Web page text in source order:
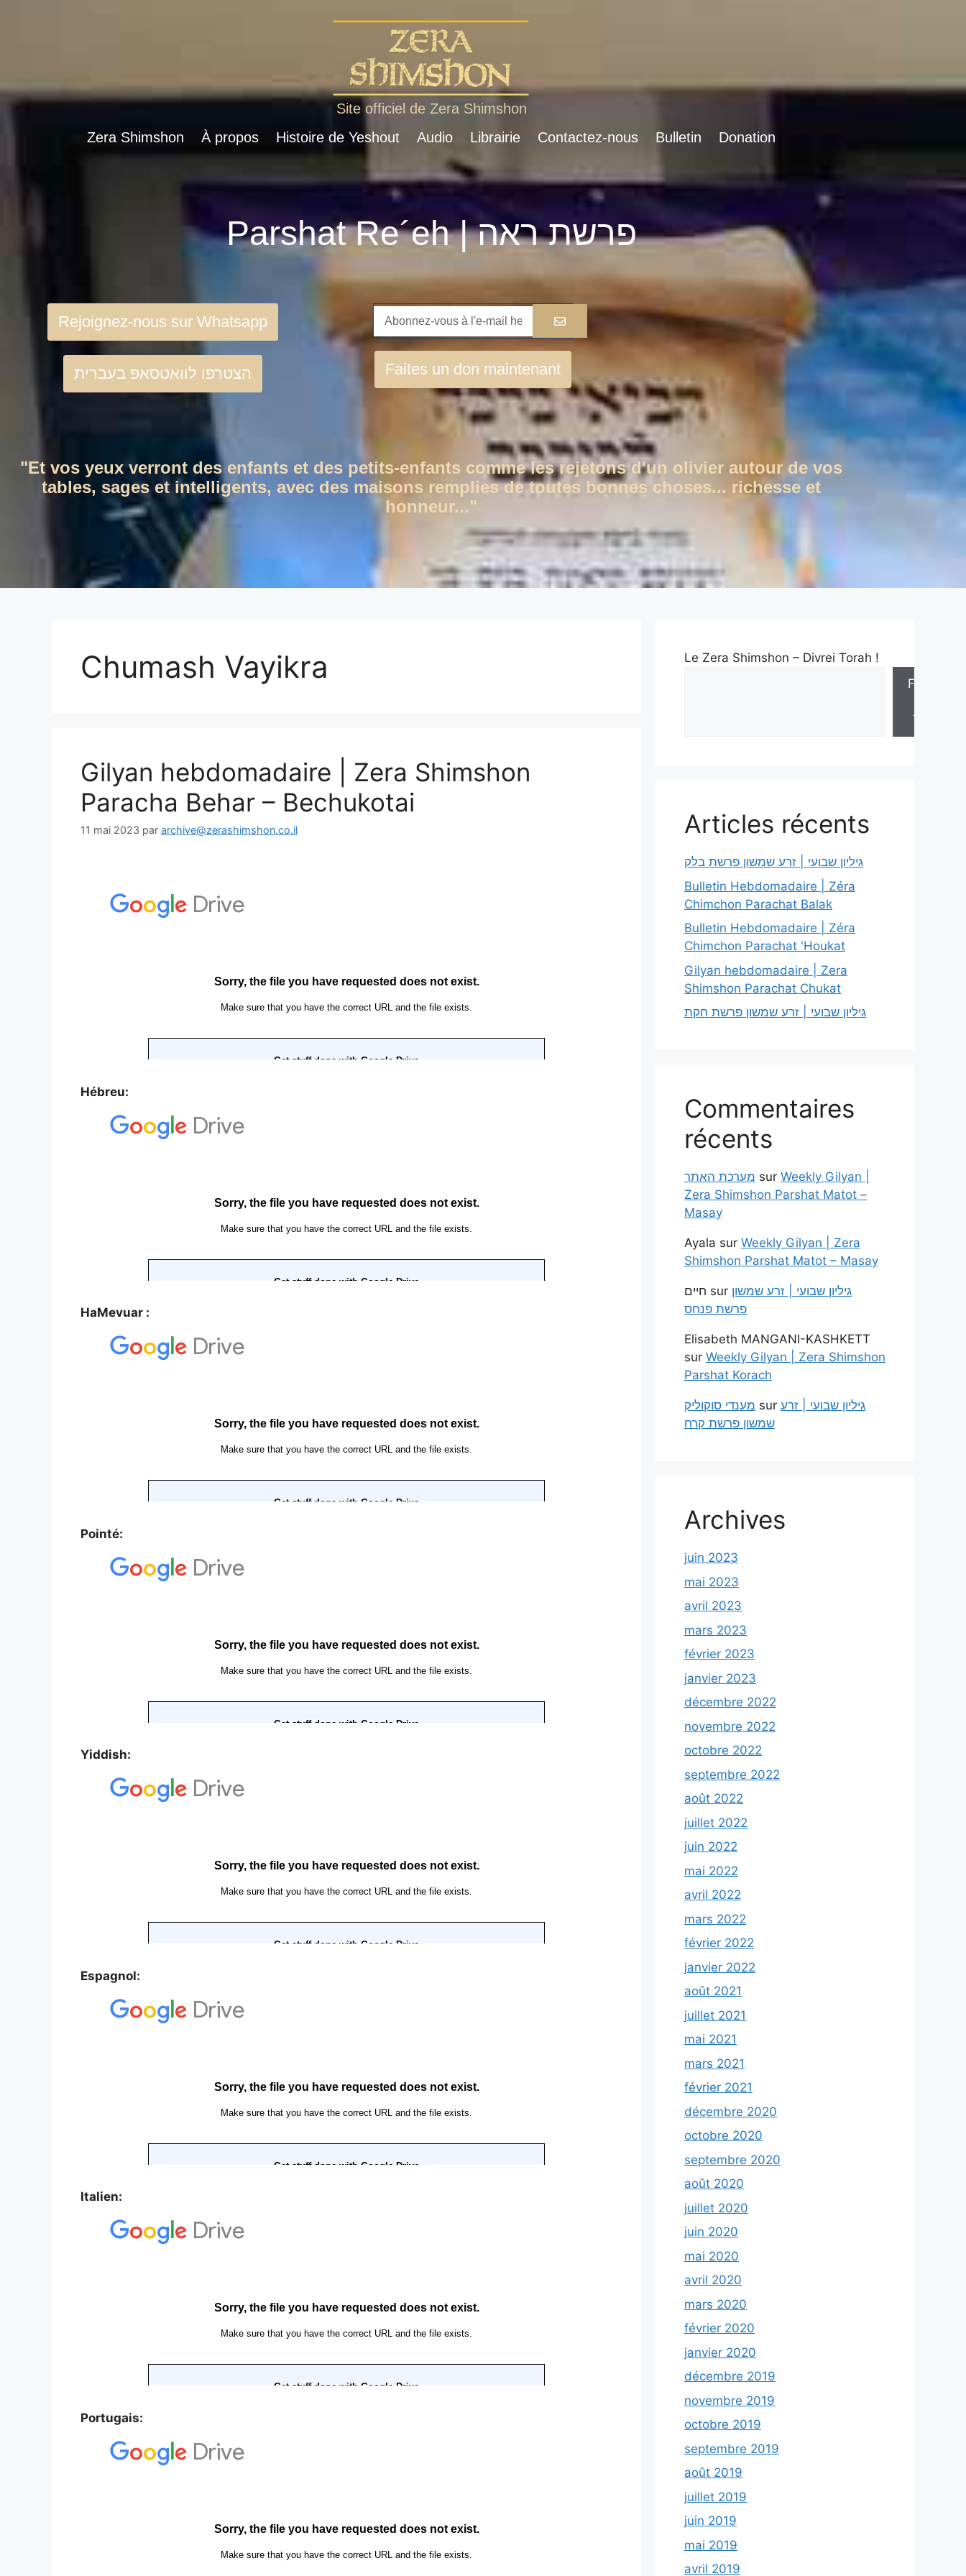
Site officiel de Zera Shimshon
Zera Shimshon
À propos Histoire de Yeshout Audio Librairie Contactez-nous Bulletin Donation
Parshat Re´eh | פרשת ראה
Rejoignez-nous sur Whatsapp
הצטרפו לוואטסאפ בעברית Faites un don maintenant
"Et vos yeux verront des enfants et des petits-enfants comme les rejetons d'un olivier autour de vos
tables, sages et intelligents, avec des maisons remplies de toutes bonnes choses... richesse et
honneur..."
Chumash Vayikra
Gilyan hebdomadaire | Zera Shimshon
Paracha Behar – Bechukotai
11 mai 2023 par archive@zerashimshon.co.il
Hébreu:
HaMevuar :
Pointé:
Yiddish:
Espagnol:
Italien:
Portugais:
Le Zera Shimshon – Divrei Torah !
Feuilles
Torah
Articles récents
גיליון שבועי | זרע שמשון פרשת בלק
Bulletin Hebdomadaire | Zéra
Chimchon Parachat Balak
Bulletin Hebdomadaire | Zéra
Chimchon Parachat 'Houkat
Gilyan hebdomadaire | Zera
Shimshon Parachat Chukat
גיליון שבועי | זרע שמשון פרשת חקת
Commentaires
récents
מערכת האתר sur Weekly Gilyan |
Zera Shimshon Parshat Matot –
Masay
Ayala sur Weekly Gilyan | Zera
Shimshon Parshat Matot – Masay
חיים sur גיליון שבועי | זרע שמשון
פרשת פנחס
Elisabeth MANGANI-KASHKETT
sur Weekly Gilyan | Zera Shimshon
Parshat Korach
מענדי סוקוליק sur גיליון שבועי | זרע
שמשון פרשת קרח
Archives
juin 2023
mai 2023
avril 2023
mars 2023
février 2023
janvier 2023
décembre 2022
novembre 2022
octobre 2022
septembre 2022
août 2022
juillet 2022
juin 2022
mai 2022
avril 2022
mars 2022
février 2022
janvier 2022
août 2021
juillet 2021
mai 2021
mars 2021
février 2021
décembre 2020
octobre 2020
septembre 2020
août 2020
juillet 2020
juin 2020
mai 2020
avril 2020
mars 2020
février 2020
janvier 2020
décembre 2019
novembre 2019
octobre 2019
septembre 2019
août 2019
juillet 2019
juin 2019
mai 2019
avril 2019